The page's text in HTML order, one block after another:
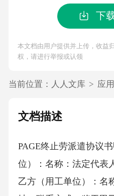
下
本文档由用户提供并上传，收益
权，请进行举报或认领
当前位置： 人人文库 > 应
文档描述
PAGE终止劳派遣协议
位）：名称：法定代表
乙方（用工单位）：名